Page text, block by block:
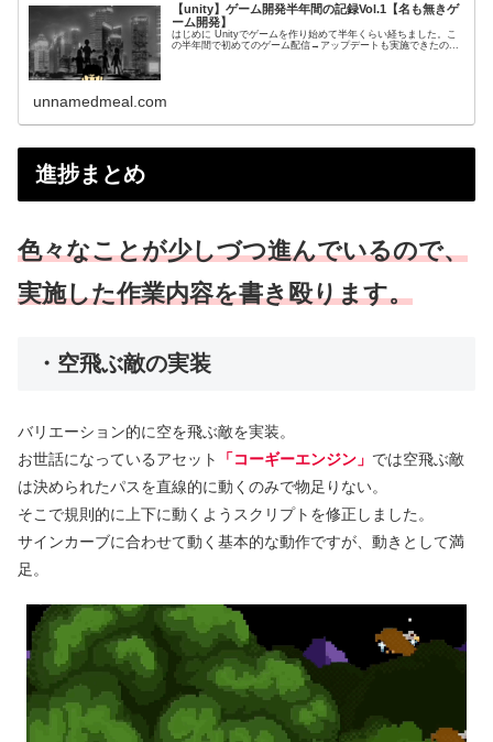
【unity】ゲーム開発半年間の記録Vol.1【名も無きゲ
ーム開発】
はじめに Unityでゲームを作り始めて半年くらい経ちました。こ
の半年間で初めてのゲーム配信→アップデートも実施できたの...
unnamedmeal.com
進捗まとめ
色々なことが少しづつ進んでいるので、
実施した作業内容を書き殴ります。
・空飛ぶ敵の実装
バリエーション的に空を飛ぶ敵を実装。
お世話になっているアセット
「コーギーエンジン」 では空飛ぶ敵
は決められたパスを直線的に動くのみで物足りない。
そこで規則的に上下に動くようスクリプトを修正しました。
サインカーブに合わせて動く基本的な動作ですが、動きとして満
足。